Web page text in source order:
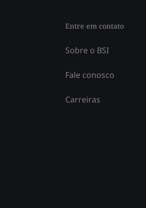
Entre em contato
Sobre o BSI
Fale conosco
Carreiras